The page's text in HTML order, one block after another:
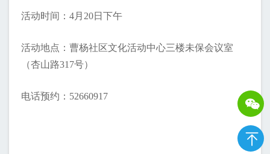
活动时间：4月20日下午
活动地点：曹杨社区文化活动中心三楼未保会议室
（杏山路317号）
电话预约：52660917